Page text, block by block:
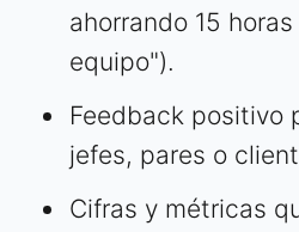
ahorrando 15
equipo").
Feedback positivo
jefes, pares o
Cifras y métricas